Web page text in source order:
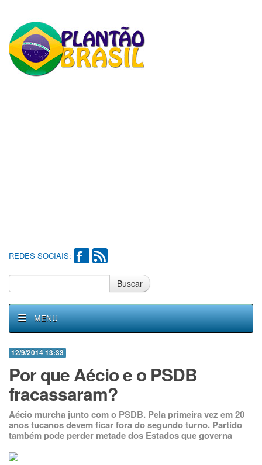
REDES SOCIAIS:
Buscar
MENU
12/9/2014 13:33
Por que Aécio e o PSDB
fracassaram?
Aécio murcha junto com o PSDB. Pela primeira vez em 20
anos tucanos devem ficar fora do segundo turno. Partido
também pode perder metade dos Estados que governa